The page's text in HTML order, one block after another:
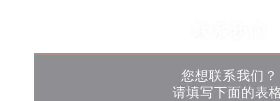
您想联系我们？
请填写下面的表